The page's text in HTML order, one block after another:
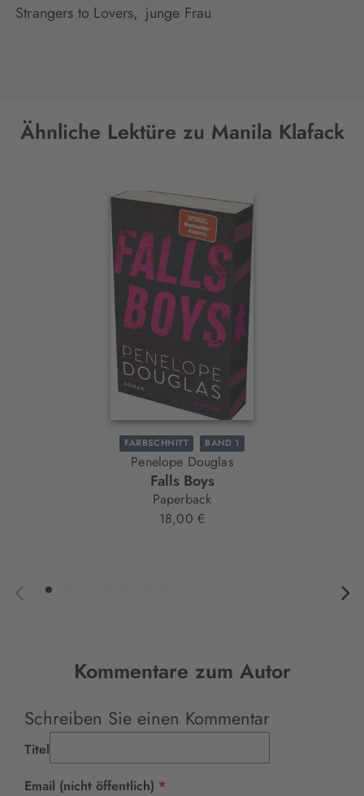
Strangers to Lovers, junge Frau
Ähnliche Lektüre zu Manila Klafack
FARBSCHNITT BAND 1
Penelope Douglas
Falls Boys
Paperback
18,00 €
Kommentare zum Autor
Schreiben Sie einen Kommentar
Titel
Email (nicht öffentlich) *